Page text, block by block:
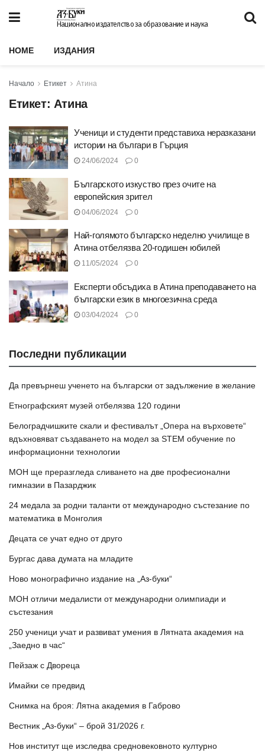
Национално издателство за образование и наука
HOME ИЗДАНИЯ
Начало Етикет Атина
Етикет: Атина
Ученици и студенти представиха неразказани
истории на българи в Гърция
24/06/2024 0
Българското изкуство през очите на
европейския зрител
04/06/2024 0
Най-голямото българско неделно училище в
Атина отбелязва 20-годишен юбилей
11/05/2024 0
Експерти обсъдиха в Атина преподаването на
български език в многоезична среда
03/04/2024 0
Последни публикации
Да превърнеш ученето на български от задължение в желание
Етнографският музей отбелязва 120 години
Белоградчишките скали и фестивалът „Опера на върховете“
вдъхновяват създаването на модел за STEM обучение по
информационни технологии
МОН ще преразгледа сливането на две професионални
гимназии в Пазарджик
24 медала за родни таланти от международно състезание по
математика в Монголия
Децата се учат едно от друго
Бургас дава думата на младите
Ново монографично издание на „Аз-буки“
МОН отличи медалисти от международни олимпиади и
състезания
250 ученици учат и развиват умения в Лятната академия на
„Заедно в час“
Пейзаж с Двореца
Имайки се предвид
Снимка на броя: Лятна академия в Габрово
Вестник „Аз-буки“ – брой 31/2026 г.
Нов институт ще изследва средновековното културно